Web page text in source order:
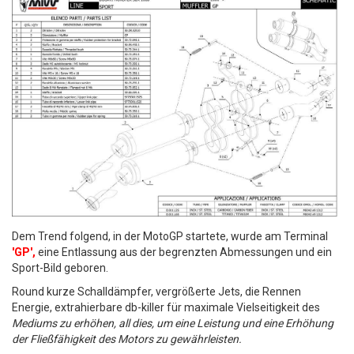
Dem Trend folgend, in der MotoGP startete, wurde am Terminal
'GP', eine Entlassung aus der begrenzten Abmessungen und ein
Sport-Bild geboren.
Round kurze Schalldämpfer, vergrößerte Jets, die Rennen
Energie, extrahierbare db-killer für maximale Vielseitigkeit des
Mediums zu erhöhen, all dies, um eine Leistung und eine Erhöhung
der Fließfähigkeit des Motors zu gewährleisten.